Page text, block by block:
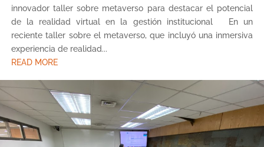
innovador taller sobre metaverso para destacar el potencial
de la realidad virtual en la gestión institucional En un
reciente taller sobre el metaverso, que incluyó una inmersiva
experiencia de realidad...
READ MORE